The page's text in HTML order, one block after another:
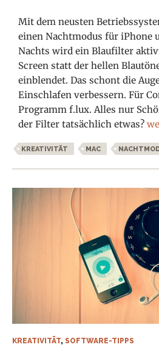
Mit dem neusten
einen Nachtmodus für iPhone
Nachts wird ein Blaufilter
Screen statt der hellen
einblendet. Das schont die
Einschlafen verbessern. Für
Programm f.lux. Alles nur
der Filter tatsächlich etwas?
KREATIVITÄT MAC
KREATIVITÄT, SOFTWARE-TIPPS